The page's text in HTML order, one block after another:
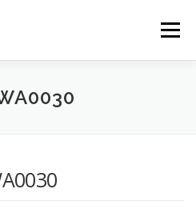
Menu
EM PODOLOGIA